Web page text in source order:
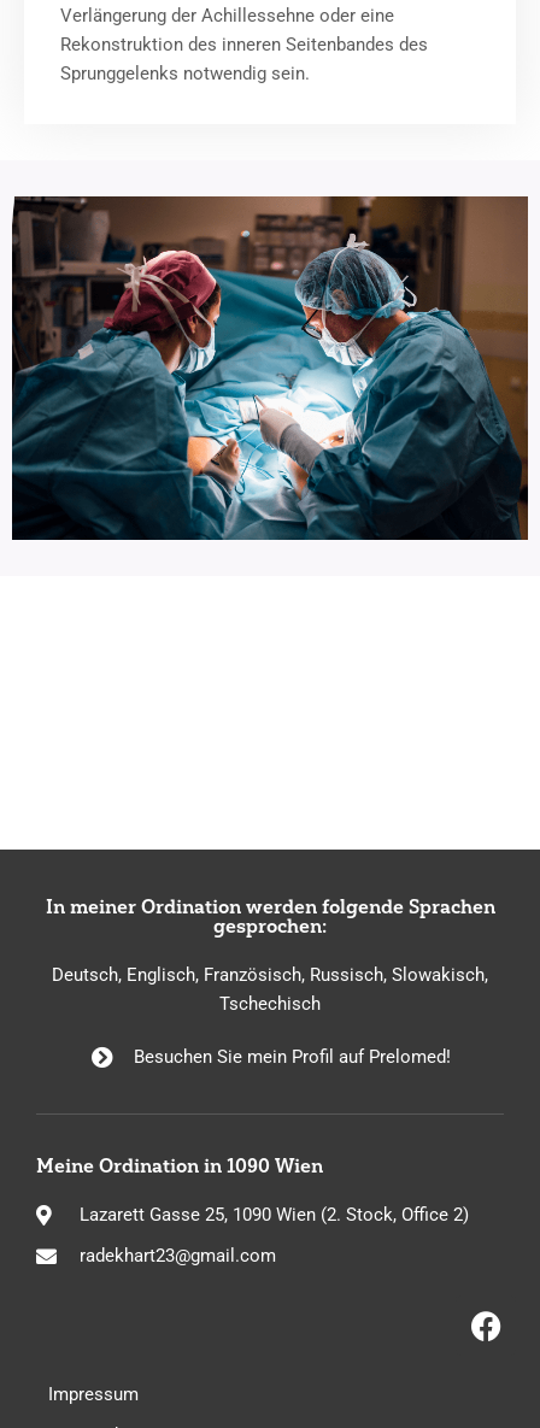
Verlängerung der Achillessehne oder eine
Rekonstruktion des inneren Seitenbandes des
Sprunggelenks notwendig sein.
In meiner Ordination werden folgende Sprachen
gesprochen:
Deutsch, Englisch, Französisch, Russisch, Slowakisch,
Tschechisch
Besuchen Sie mein Profil auf Prelomed!
Meine Ordination in 1090 Wien
Lazarett Gasse 25, 1090 Wien (2. Stock, Office 2)
radekhart23@gmail.com
Impressum